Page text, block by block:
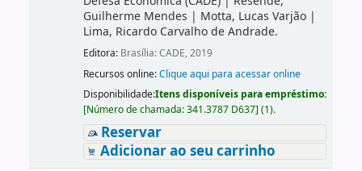
Guilherme Mendes | Motta, Lucas Varjão|
Lima, Ricardo Carvalho de Andrade.
Editora: Brasília: CADE, 2019
Recursos online:Clique aqui para acessar online
Disponibilidade:Itens disponíveis para empréstimo:
[Número de chamada:341.3787 D637] (1).
Reservar
Adicionar ao seu carrinho